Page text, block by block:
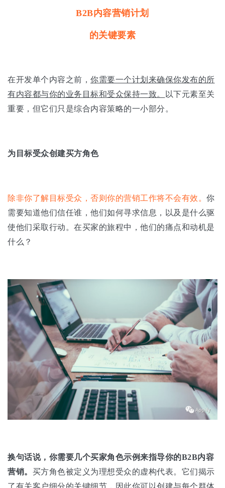
B2B内容营销计划
的关键要素
在开发单个内容之前， 你需要一个计划来确保你发布的所
有内容都与你的业务目标和受众保持一致。
以下元素至关
重要，但它们只是综合内容策略的一小部分。
为目标受众创建买方角色
除非你了解目标受众，否则你的营销工作将不会有效。 你
需要知道他们信任谁，他们如何寻求信息，以及是什么驱
使他们采取行动。在买家的旅程中，他们的痛点和动机是
什么？
换句话说，你需要几个买家角色示例来指导你的B2B内容
营销。 买方角色被定义为理想受众的虚构代表。它们揭示
了有关客户细分的关键细节，因此你可以创建与每个群体